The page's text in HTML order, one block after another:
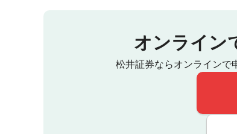
オンライン
松井証券ならオンラインで